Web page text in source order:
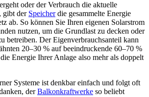
oder der Verbrauch die aktuelle
gibt der Speicherdie gesammelte Energie
ab. So können Sie Ihren eigenen Solarstrom
nutzen, um die Grundlast zu decken oder
betreiben. Der Eigenverbrauchsanteil kann
20–30 % auf beeindruckende 60–70 %
Energie Ihrer Anlage also mehr als doppelt
Systeme ist denkbar einfach und folgt oft
derBalkonkraftwerke so beliebt